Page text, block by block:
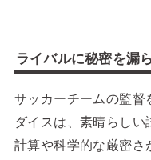
ライバルに秘密を漏
サッカーチームの監督
ダイスは、素晴らし
計算や科学的な厳密さ